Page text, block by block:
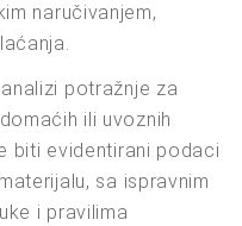
naručivanjem,
potražnje za
ili uvoznih
biti evidentirani podaci
sa ispravnim
i pravilima